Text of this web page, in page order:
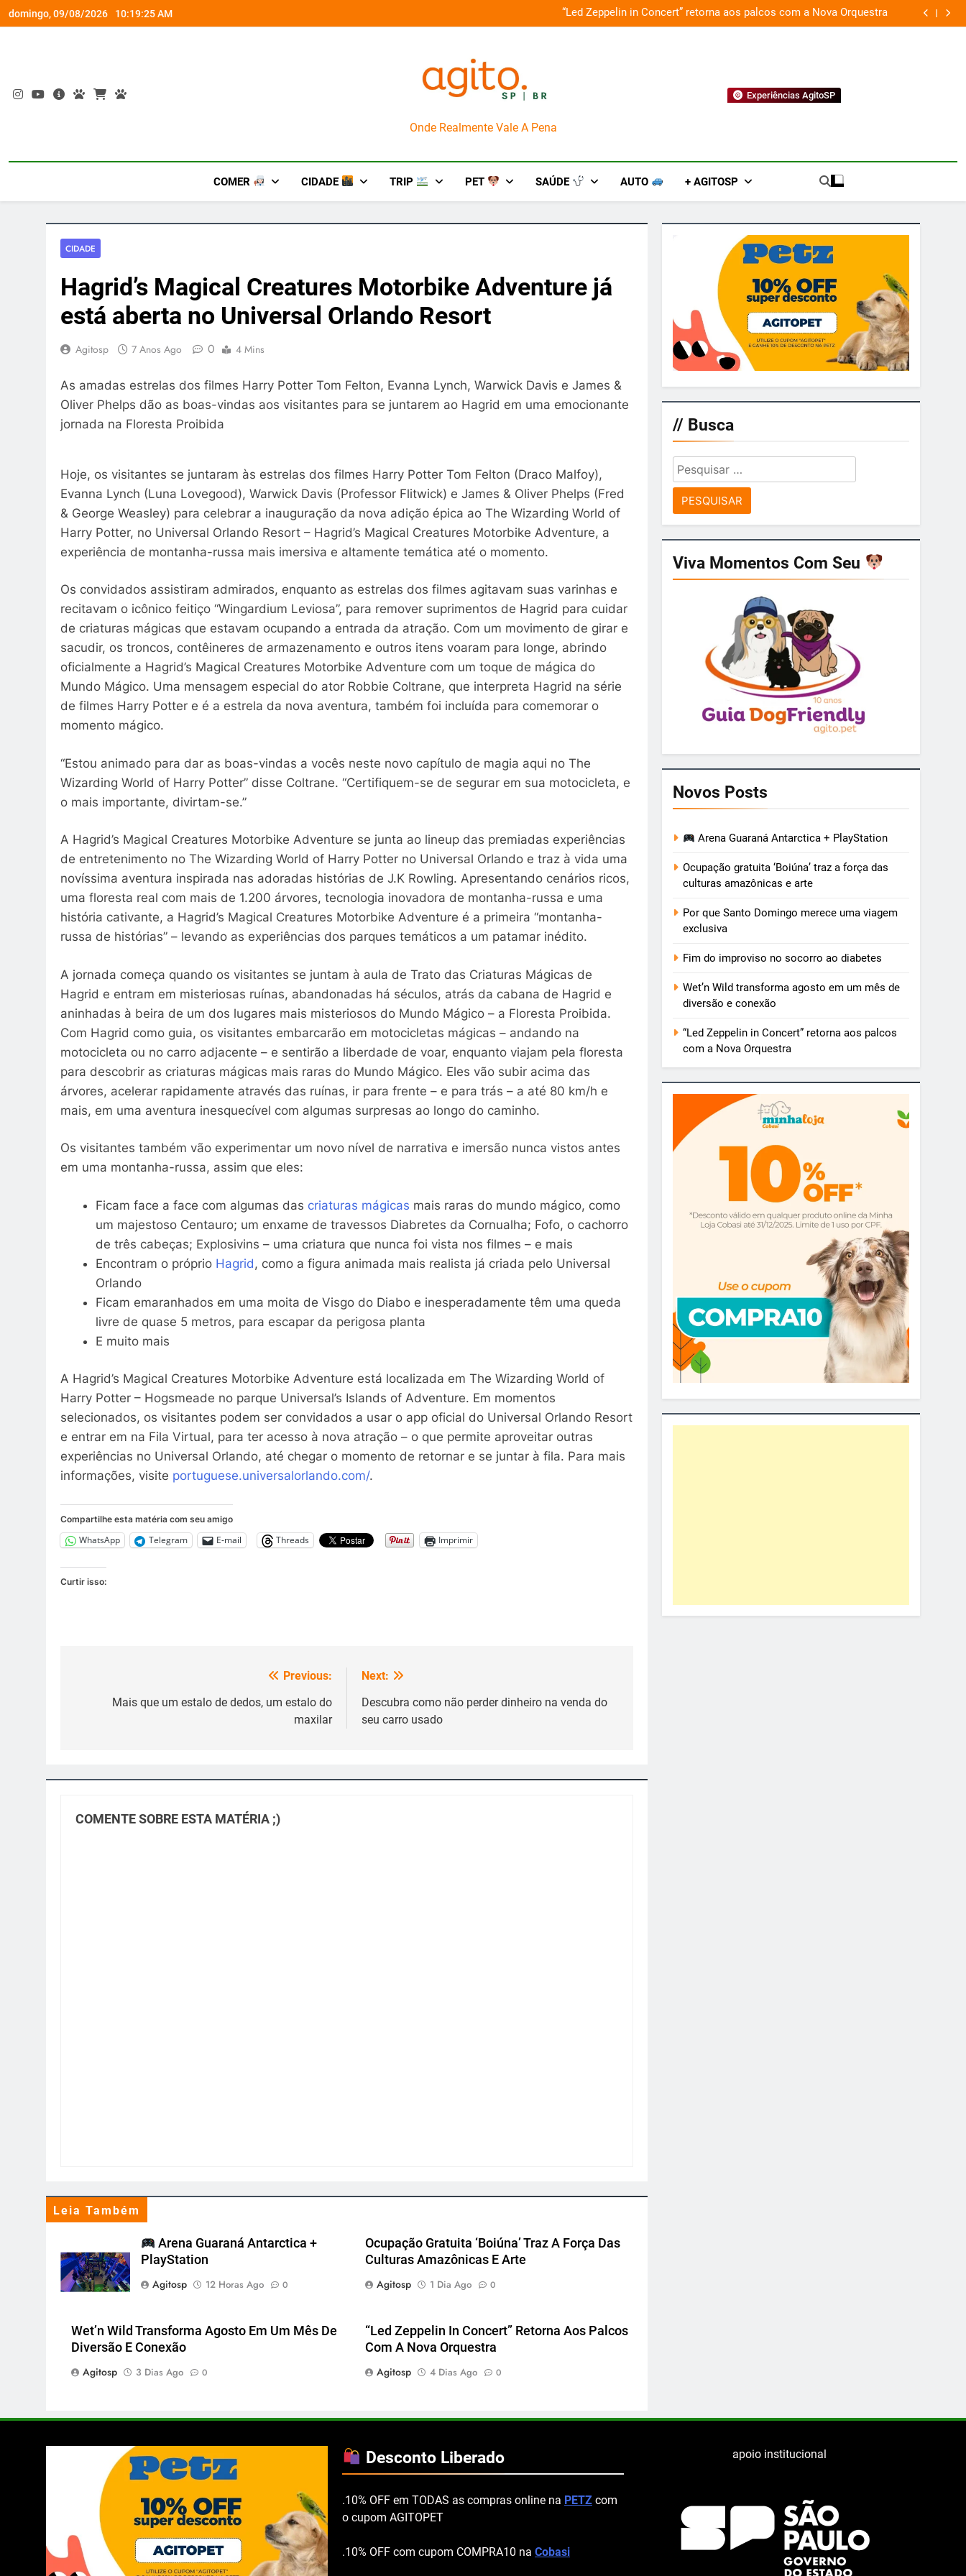
Skip
to
domingo, 09/08/2026 10:19:26 AM
ao diabetes “Led Zeppelin in Concert” retorna aos palcos com a Nova Orquestra Cobasi
AgitoSP
Onde Realmente Vale A Pena
Experiências AgitoSP
COMER CIDADE TRIP PET SAÚDE AUTO + AGITOSP
CIDADE
Hagrid’s Magical Creatures Motorbike Adventure já
está aberta no Universal Orlando Resort
Agitosp 7 Anos Ago 0 4 Mins
As amadas estrelas dos filmes Harry Potter Tom Felton, Evanna Lynch, Warwick Davis e James &
Oliver Phelps dão as boas-vindas aos visitantes para se juntarem ao Hagrid em uma emocionante
jornada na Floresta Proibida
Hoje, os visitantes se juntaram às estrelas dos filmes Harry Potter Tom Felton (Draco Malfoy),
Evanna Lynch (Luna Lovegood), Warwick Davis (Professor Flitwick) e James & Oliver Phelps (Fred
& George Weasley) para celebrar a inauguração da nova adição épica ao The Wizarding World of
Harry Potter, no Universal Orlando Resort – Hagrid’s Magical Creatures Motorbike Adventure, a
experiência de montanha-russa mais imersiva e altamente temática até o momento.
Os convidados assistiram admirados, enquanto as estrelas dos filmes agitavam suas varinhas e
recitavam o icônico feitiço “Wingardium Leviosa”, para remover suprimentos de Hagrid para cuidar
de criaturas mágicas que estavam ocupando a entrada da atração. Com um movimento de girar e
sacudir, os troncos, contêineres de armazenamento e outros itens voaram para longe, abrindo
oficialmente a Hagrid’s Magical Creatures Motorbike Adventure com um toque de mágica do
Mundo Mágico. Uma mensagem especial do ator Robbie Coltrane, que interpreta Hagrid na série
de filmes Harry Potter e é a estrela da nova aventura, também foi incluída para comemorar o
momento mágico.
“Estou animado para dar as boas-vindas a vocês neste novo capítulo de magia aqui no The
Wizarding World of Harry Potter” disse Coltrane. “Certifiquem-se de segurar em sua motocicleta, e
o mais importante, divirtam-se.”
A Hagrid’s Magical Creatures Motorbike Adventure se junta ao lineup das premiadas experiências
de entretenimento no The Wizarding World of Harry Potter no Universal Orlando e traz à vida uma
novíssima aventura inspirada nas adoradas histórias de J.K Rowling. Apresentando cenários ricos,
uma floresta real com mais de 1.200 árvores, tecnologia inovadora de montanha-russa e uma
história cativante, a Hagrid’s Magical Creatures Motorbike Adventure é a primeira “montanha-
russa de histórias” – levando as experiências dos parques temáticos a um patamar inédito.
A jornada começa quando os visitantes se juntam à aula de Trato das Criaturas Mágicas de
Hagrid e entram em misteriosas ruínas, abandonadas há séculos, atrás da cabana de Hagrid e
aninhadas à beira de um dos lugares mais misteriosos do Mundo Mágico – a Floresta Proibida.
Com Hagrid como guia, os visitantes embarcarão em motocicletas mágicas – andando na
motocicleta ou no carro adjacente – e sentirão a liberdade de voar, enquanto viajam pela floresta
para descobrir as criaturas mágicas mais raras do Mundo Mágico. Eles vão subir acima das
árvores, acelerar rapidamente através das ruínas, ir para frente – e para trás – a até 80 km/h e
mais, em uma aventura inesquecível com algumas surpresas ao longo do caminho.
Os visitantes também vão experimentar um novo nível de narrativa e imersão nunca vistos antes
em uma montanha-russa, assim que eles:
Ficam face a face com algumas das criaturas mágicas mais raras do mundo mágico, como
um majestoso Centauro; um enxame de travessos Diabretes da Cornualha; Fofo, o cachorro
de três cabeças; Explosivins – uma criatura que nunca foi vista nos filmes – e mais
Encontram o próprio Hagrid , como a figura animada mais realista já criada pelo Universal
Orlando
Ficam emaranhados em uma moita de Visgo do Diabo e inesperadamente têm uma queda
livre de quase 5 metros, para escapar da perigosa planta
E muito mais
A Hagrid’s Magical Creatures Motorbike Adventure está localizada em The Wizarding World of
Harry Potter – Hogsmeade no parque Universal’s Islands of Adventure. Em momentos
selecionados, os visitantes podem ser convidados a usar o app oficial do Universal Orlando Resort
e entrar em na Fila Virtual, para ter acesso à nova atração – o que permite aproveitar outras
experiências no Universal Orlando, até chegar o momento de retornar e se juntar à fila. Para mais
informações, visite portuguese.universalorlando.com/.
Compartilhe esta matéria com seu amigo
WhatsApp Telegram E-mail Threads Imprimir
Curtir isso:
Previous:
Mais que um estalo de dedos, um estalo do
maxilar
Next:
Descubra como não perder dinheiro na venda do
seu carro usado
COMENTE SOBRE ESTA MATÉRIA ;)
Leia Também
Arena Guaraná Antarctica +
PlayStation
Agitosp
12 Horas Ago 0
Ocupação Gratuita ‘Boiúna’ Traz A Força Das
Culturas Amazônicas E Arte
Agitosp
1 Dia Ago 0
Wet’n Wild Transforma Agosto Em Um Mês De
Diversão E Conexão
Agitosp
3 Dias Ago 0
“Led Zeppelin In Concert” Retorna Aos Palcos
Com A Nova Orquestra
Agitosp
4 Dias Ago 0
// Busca
Pesquisar
por:
Viva Momentos Com Seu
Novos Posts
Arena Guaraná Antarctica + PlayStation
Ocupação gratuita ‘Boiúna’ traz a força das
culturas amazônicas e arte
Por que Santo Domingo merece uma viagem
exclusiva
Fim do improviso no socorro ao diabetes
Wet’n Wild transforma agosto em um mês de
diversão e conexão
“Led Zeppelin in Concert” retorna aos palcos
com a Nova Orquestra
Desconto Liberado
.10% OFF em TODAS as compras online na PETZ com
o cupom AGITOPET
.10% OFF com cupom COMPRA10 na Cobasi
apoio institucional